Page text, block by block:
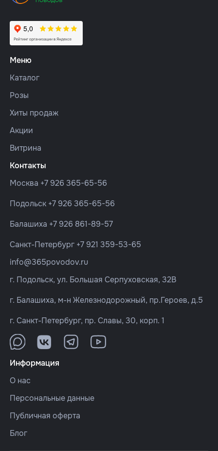
Меню
Каталог
Розы
Хиты продаж
Акции
Витрина
Контакты
Москва +7 926 365-65-56
Подольск +7 926 365-65-56
Балашиха +7 926 861-89-57
Санкт-Петербург +7 921 359-53-65
info@365povodov.ru
г. Подольск, ул. Большая Серпуховская, 32В
г. Балашиха, м-н Железнодорожный, пр.Героев, д.5
г. Санкт-Петербург, пр. Славы, 30, корп. 1
Информация
О нас
Персональные данные
Публичная оферта
Блог